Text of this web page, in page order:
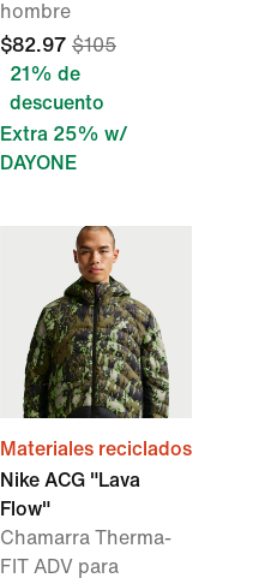
hombre
$82.97 $105
21% de
descuento
Extra 25% w/
DAYONE
Materiales reciclados
Nike ACG "Lava
Flow"
Chamarra Therma-
FIT ADV para